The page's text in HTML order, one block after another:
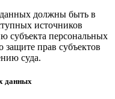
должны быть в
источников
субъекта персональных
прав субъектов
суда.
данных